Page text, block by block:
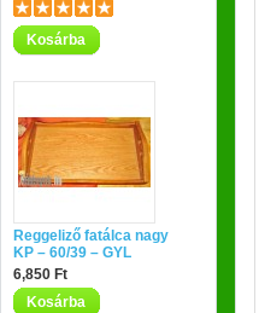
Kosárba
Reggeliző fatálca nagy
KP – 60/39 – GYL
6,850 Ft
Kosárba